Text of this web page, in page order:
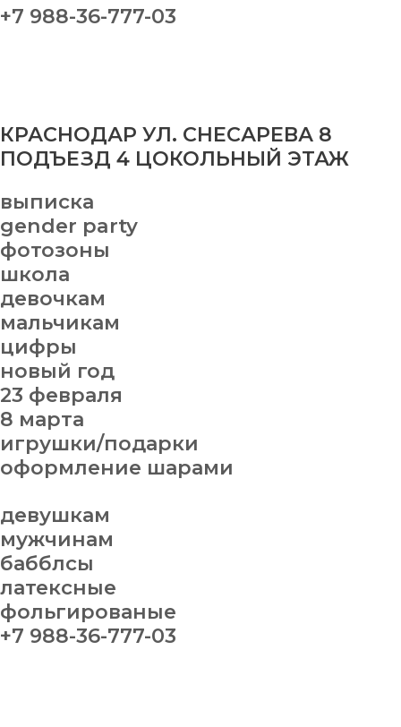
+7 988-36-777-03
КРАСНОДАР УЛ. СНЕСАРЕВА 8
ПОДЪЕЗД 4 ЦОКОЛЬНЫЙ ЭТАЖ
выписка
gender party
фотозоны
школа
девочкам
мальчикам
цифры
новый год
23 февраля
8 марта
игрушки/подарки
оформление шарами
девушкам
мужчинам
бабблсы
латексные
фольгированые
+7 988-36-777-03